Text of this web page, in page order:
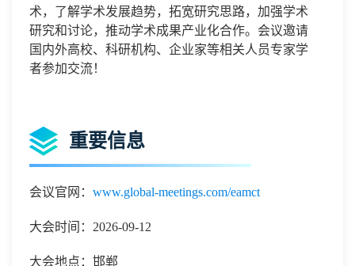
术，了解学术发展趋势，拓宽研究思路，加强学术
研究和讨论，推动学术成果产业化合作。会议邀请
国内外高校、科研机构、企业家等相关人员专家学
者参加交流！
重要信息
会议官网： www.global-meetings.com/eamct
大会时间：2026-09-12
大会地点：邯郸